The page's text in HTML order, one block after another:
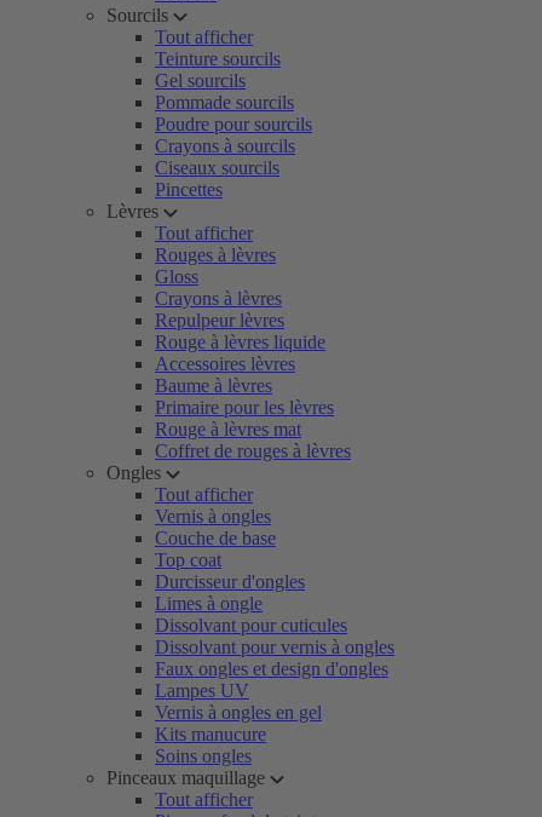
Sourcils
Tout afficher
Teinture sourcils
Gel sourcils
Pommade sourcils
Poudre pour sourcils
Crayons à sourcils
Ciseaux sourcils
Pincettes
Lèvres
Tout afficher
Rouges à lèvres
Gloss
Crayons à lèvres
Repulpeur lèvres
Rouge à lèvres liquide
Accessoires lèvres
Baume à lèvres
Primaire pour les lèvres
Rouge à lèvres mat
Coffret de rouges à lèvres
Ongles
Tout afficher
Vernis à ongles
Couche de base
Top coat
Durcisseur d'ongles
Limes à ongle
Dissolvant pour cuticules
Dissolvant pour vernis à ongles
Faux ongles et design d'ongles
Lampes UV
Vernis à ongles en gel
Kits manucure
Soins ongles
Pinceaux maquillage
Tout afficher